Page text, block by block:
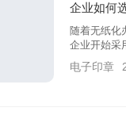
企业如何
随着无纸化
企业开始采
何选择适合
电子印章